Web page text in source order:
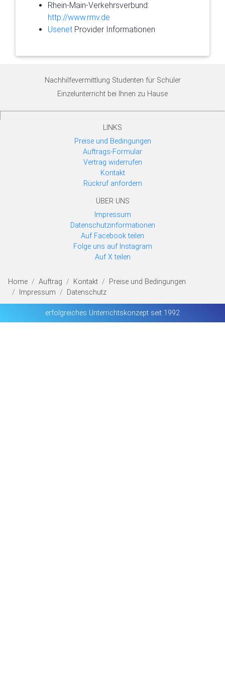
Rhein-Main-Verkehrsverbund:
http://www.rmv.de
Usenet Provider Informationen
Nachhilfevermittlung Studenten für Schüler
Einzelunterricht bei Ihnen zu Hause
LINKS
Preise und Bedingungen
Auftrags-Formular
Vertrag widerrufen
Kontakt
Rückruf anfordern
ÜBER UNS
Impressum
Datenschutzinformationen
Auf Facebook teilen
Folge uns auf Instagram
Auf X teilen
Home Auftrag Kontakt
Preise und Bedingungen
Impressum
Datenschutz
erfolgreiches Unterrichtskonzept seit 1992